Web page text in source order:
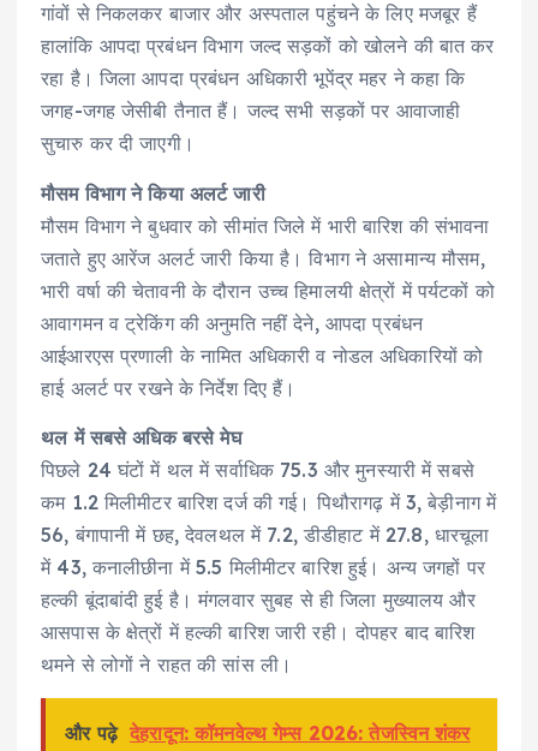
गांवों से निकलकर बाजार और अस्पताल पहुंचने के लिए मजबूर हैं
हालांकि आपदा प्रबंधन विभाग जल्द सड़कों को खोलने की बात कर
रहा है। जिला आपदा प्रबंधन अधिकारी भूपेंद्र महर ने कहा कि
जगह-जगह जेसीबी तैनात हैं। जल्द सभी सड़कों पर आवाजाही
सुचारु कर दी जाएगी।
मौसम विभाग ने किया अलर्ट जारी
मौसम विभाग ने बुधवार को सीमांत जिले में भारी बारिश की संभावना
जताते हुए आरेंज अलर्ट जारी किया है। विभाग ने असामान्य मौसम,
भारी वर्षा की चेतावनी के दौरान उच्च हिमालयी क्षेत्रों में पर्यटकों को
आवागमन व ट्रेकिंग की अनुमति नहीं देने, आपदा प्रबंधन
आईआरएस प्रणाली के नामित अधिकारी व नोडल अधिकारियों को
हाई अलर्ट पर रखने के निर्देश दिए हैं।
थल में सबसे अधिक बरसे मेघ
पिछले 24 घंटों में थल में सर्वाधिक 75.3 और मुनस्यारी में सबसे
कम 1.2 मिलीमीटर बारिश दर्ज की गई। पिथौरागढ़ में 3, बेड़ीनाग में
56, बंगापानी में छह, देवलथल में 7.2, डीडीहाट में 27.8, धारचूला
में 43, कनालीछीना में 5.5 मिलीमीटर बारिश हुई। अन्य जगहों पर
हल्की बूंदाबांदी हुई है। मंगलवार सुबह से ही जिला मुख्यालय और
आसपास के क्षेत्रों में हल्की बारिश जारी रही। दोपहर बाद बारिश
थमने से लोगों ने राहत की सांस ली।
और पढ़े देहरादून: कॉमनवेल्थ गेम्स 2026: तेजस्विन शंकर